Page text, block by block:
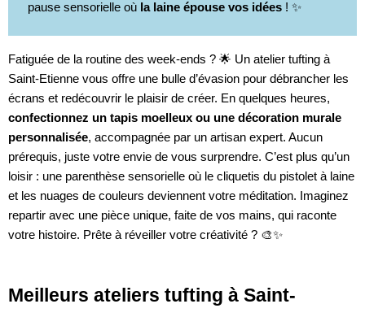
pause sensorielle où la laine épouse vos idées ! ✨
Fatiguée de la routine des week-ends ? 🌟 Un atelier tufting à
Saint-Etienne vous offre une bulle d’évasion pour débrancher les
écrans et redécouvrir le plaisir de créer. En quelques heures,
confectionnez un tapis moelleux ou une décoration murale
personnalisée, accompagnée par un artisan expert. Aucun
prérequis, juste votre envie de vous surprendre. C’est plus qu’un
loisir : une parenthèse sensorielle où le cliquetis du pistolet à laine
et les nuages de couleurs deviennent votre méditation. Imaginez
repartir avec une pièce unique, faite de vos mains, qui raconte
votre histoire. Prête à réveiller votre créativité ? 🎨✨
Meilleurs ateliers tufting à Saint-